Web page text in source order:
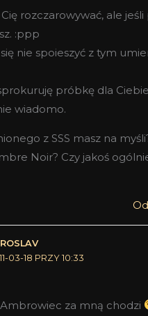
rozczarowywać, ale jeśli
:ppp
nie spoieszyć z tym
próbkę dla
wiadomo.
z SSS masz na
Noir? Czy jakoś
03-18 PRZY 10:33
Ambrowiec za mną chodzi